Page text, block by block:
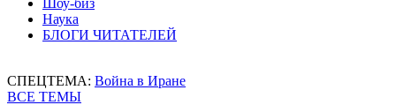
Шоу-биз
Наука
БЛОГИ ЧИТАТЕЛЕЙ
СПЕЦТЕМА: Война в Иране
ВСЕ ТЕМЫ